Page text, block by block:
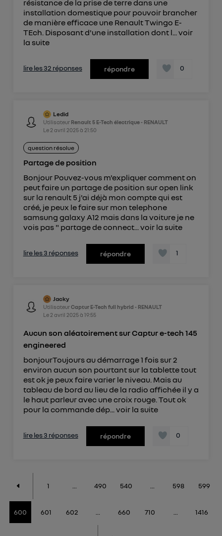
résistance de la prise de terre dans une
installation domestique pour pouvoir brancher
de manière efficace une Renault Twingo E-
TEch. Disposant d'une installation dont l... voir
la suite
lire les 32 réponses répondre 0
Ledid
Utilisateur Renault 5 E-Tech électrique - RENAULT
Le 2 avril 2025à 21:50
question résolue
Partage de position
Bonjour Pouvez-vous m'expliquer comment on
peut faire un partage de position sur open link
sur la renault 5 j'ai déjà mon compte qui est
créé, je peux le faire sur mon telephone
samsung galaxy A12 mais dans la voiture je ne
vois pas " partage de connect... voir la suite
lire les 3 réponses répondre 1
Jacky
UtilisateurCaptur E-Tech full hybrid - RENAULT
Le 2 avril 2025à 19:55
Aucun son aléatoirement sur Captur e-tech 145
engineered
bonjourToujours au démarrage 1 fois sur 2
environ aucun son pourtant sur la tablette tout
est ok je peux faire varier le niveau. Mais au
tableau de bord au lieu de la radio affichée il y a
le haut parleur avec une croix rouge. Tout ok
pour la commande dép...voir la suite
lire les 3 réponses répondre 0
1 490 540 598 599
600 601 602 660 710 1416